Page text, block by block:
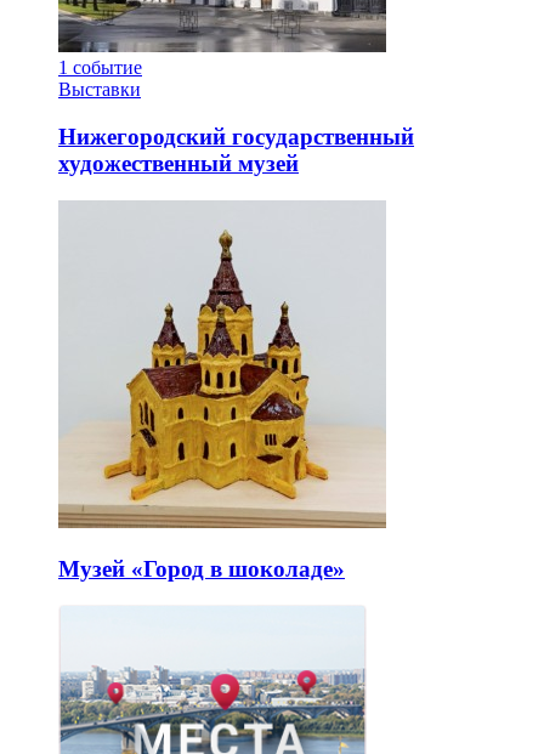
1 событие
Выставки
Нижегородский государственный
художественный музей
Музей «Город в шоколаде»